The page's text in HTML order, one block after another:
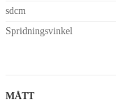
sdcm
Spridningsvinkel
MÅTT